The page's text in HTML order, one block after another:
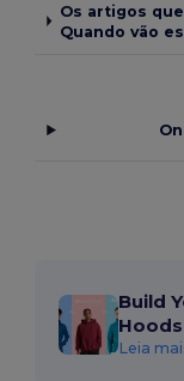
Os artigos
Quando vão
Build
Leia